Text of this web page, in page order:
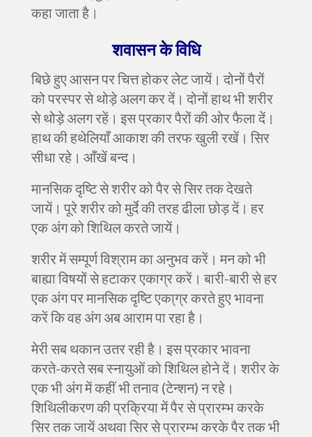
कहा जाता है।
शवासनके विधि
बिछे हुए आसन पर चित्त होकर लेट जायें। दोनों पैरों
को परस्पर से थोड़े अलग कर दें। दोनों हाथ भी शरीर
से थोड़े अलग रहें। इस प्रकार पैरों की ओर फैला दें।
हाथ की हथेलियाँ आकाश की तरफ खुली रखें। सिर
सीधा रहे। आँखें बन्द।
मानसिक दृष्टि से शरीर को पैर से सिर तक देखते
जायें। पूरे शरीर को मुर्दे की तरह ढीला छोड़ दें। हर
एक अंग को शिथिल करते जायें।
शरीर में सम्पूर्ण विश्राम का अनुभव करें। मन को भी
बाह्या विषयों से हटाकर एकाग्र करें। बारी-बारी से हर
एक अंग पर मानसिक दृष्टि एका्ग्र करते हुए भावना
करें कि वह अंग अब आराम पा रहा है।
मेरी सब थकान उतर रही है। इस प्रकार भावना
करते-करते सब स्नायुओं को शिथिल होने दें। शरीर के
एक भी अंग में कहीं भी तनाव (टेन्शन) न रहे।
शिथिलीकरण की प्रक्रिया में पैर से प्रारम्भ करके
सिर तक जायें अथवा सिर से प्रारम्भ करके पैर तक भी